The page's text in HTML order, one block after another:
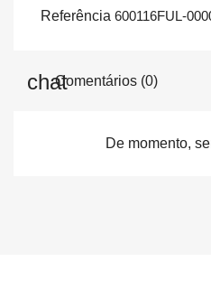
Referência 600116FUL-
Comentários (0)
De momento,